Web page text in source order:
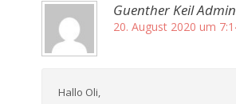
Guenther Keil Admin
20. August 2020 um
Hallo Oli,